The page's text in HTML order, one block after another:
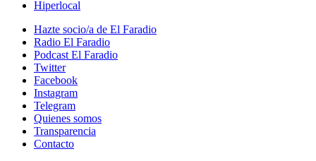
Hiperlocal
Hazte socio/a de El Faradio
Radio El Faradio
Podcast El Faradio
Twitter
Facebook
Instagram
Telegram
Quienes somos
Transparencia
Contacto